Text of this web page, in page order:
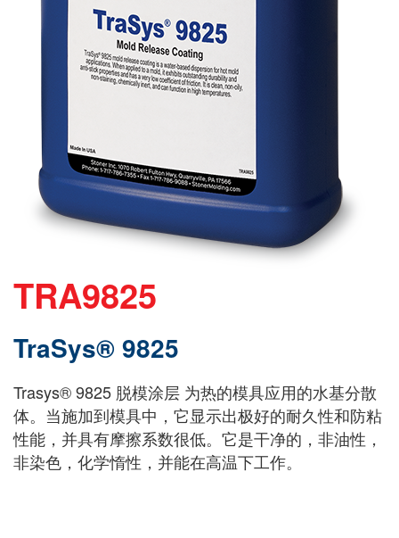
TRA9825
TraSys® 9825
Trasys® 9825 脱模涂层 为热的模具应用的水基分散
体。当施加到模具中，它显示出极好的耐久性和防粘
性能，并具有摩擦系数很低。它是干净的，非油性，
非染色，化学惰性，并能在高温下工作。